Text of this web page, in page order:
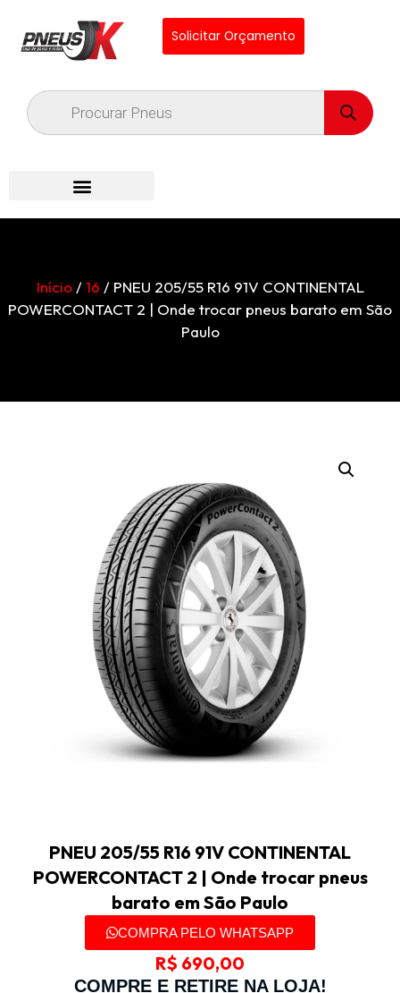
Solicitar Orçamento
Início/16 / PNEU 205/55 R16 91V CONTINENTAL
POWERCONTACT 2 | Onde trocar pneus barato em São
Paulo
PNEU 205/55 R16 91V CONTINENTAL
POWERCONTACT 2 | Onde trocar pneus
barato em São Paulo
COMPRA PELO WHATSAPP
R$ 690,00
COMPRE E RETIRE NA LOJA!